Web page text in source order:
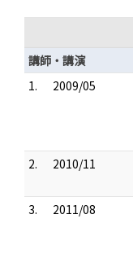
講師・講演
1.
2009/05
2.
2010/11
3.
2011/08